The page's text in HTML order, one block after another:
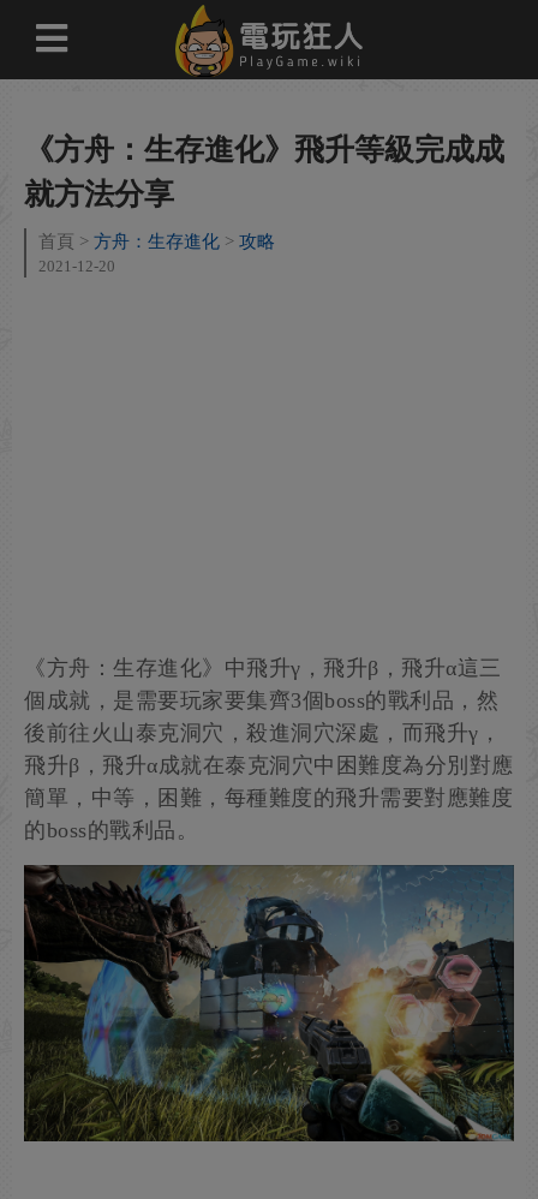
《方舟：生存進化》飛升等級完成成
就方法分享
首頁 方舟：生存進化 攻略
2021-12-20
《方舟：生存進化》中飛升γ，飛升β，飛升α這三
個成就，是需要玩家要集齊3個boss的戰利品，然
後前往火山泰克洞穴，殺進洞穴深處，而飛升γ，
飛升β，飛升α成就在泰克洞穴中困難度為分別對應
簡單，中等，困難，每種難度的飛升需要對應難度
的boss的戰利品。